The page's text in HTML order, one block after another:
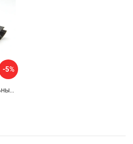
-5%